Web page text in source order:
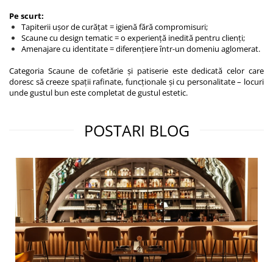
Pe scurt:
Tapiterii ușor de curățat = igienă fără compromisuri;
Scaune cu design tematic = o experiență inedită pentru clienți;
Amenajare cu identitate = diferențiere într-un domeniu aglomerat.
Categoria Scaune de cofetărie și patiserie este dedicată celor care
doresc să creeze spații rafinate, funcționale și cu personalitate – locuri
unde gustul bun este completat de gustul estetic.
POSTARI BLOG